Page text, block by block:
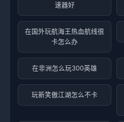
速器好
在国外玩航海王热血航线很
卡怎么办
在非洲怎么玩300英雄
玩新笑傲江湖怎么不卡